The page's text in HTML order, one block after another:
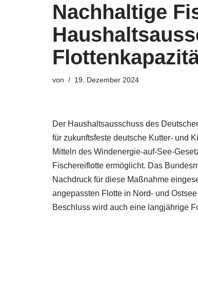
Nachhaltige
von 19. Dezember 2024
Der Haushaltsausschuss des
für zukunftsfeste deutsche Kutter- und
Mitteln des Windenergie-auf-See-
Fischereiflotte ermöglicht. Das
Nachdruck für diese Maßnahme
angepassten Flotte in Nord- und
Beschluss wird auch eine langjährige